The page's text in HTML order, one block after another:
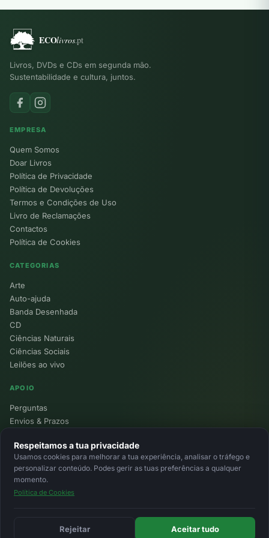
Livros, DVDs e CDs em segunda mão.
Sustentabilidade e cultura, juntos.
EMPRESA
Quem Somos
Doar Livros
Política de Privacidade
Política de Devoluções
Termos e Condições de Uso
Livro de Reclamações
Contactos
Política de Cookies
CATEGORIAS
Arte
Auto-ajuda
Banda Desenhada
CD
Ciências Naturais
Ciências Sociais
Leilões ao vivo
APOIO
Perguntas
Envios & Prazos
Devoluções
Minha Conta
© 2026 Ecolivros. Todos os direitos reservados.
Respeitamos a tua privacidade
Usamos cookies para melhorar a tua experiência, analisar o tráfego e
personalizar conteúdo. Podes gerir as tuas preferências a qualquer
momento.
Política de Cookies
Rejeitar Aceitar tudo